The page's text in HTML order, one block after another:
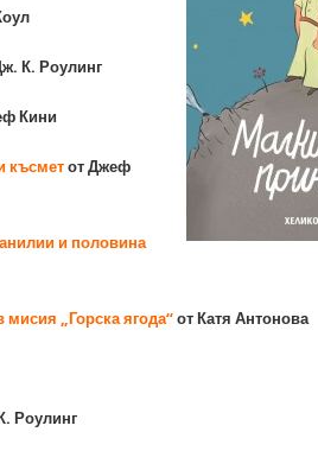
К. Роулинг
Кини
късметот Джеф
и половина
мисия „Горска ягода“ от Катя Антонова
Роулинг